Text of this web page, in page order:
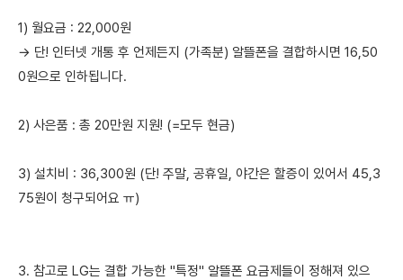
1) 월요금 : 22,000원
→ 단! 인터넷 개통 후 언제든지 (가족분) 알뜰폰을 결합하시면 16,50
0원으로 인하됩니다.
2) 사은품 : 총 20만원 지원! (=모두 현금)
3) 설치비 : 36,300원 (단! 주말, 공휴일, 야간은 할증이 있어서 45,3
75원이 청구되어요 ㅠ)
3. 참고로 LG는 결합 가능한 "특정" 알뜰폰 요금제들이 정해져 있으